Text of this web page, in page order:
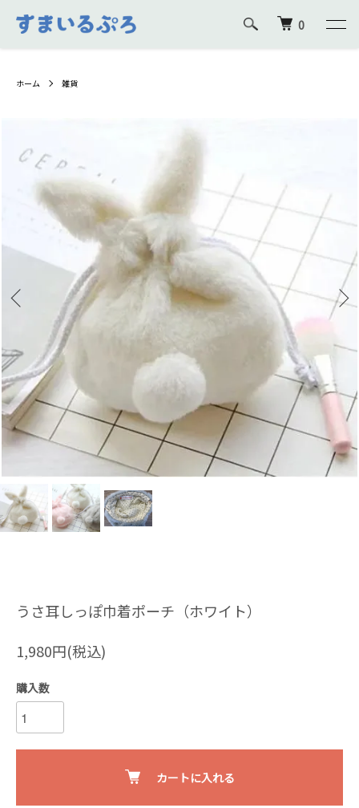
0
ホーム 雑貨
うさ耳しっぽ巾着ポーチ（ホワイト）
1,980円(税込)
購入数
カートに入れる